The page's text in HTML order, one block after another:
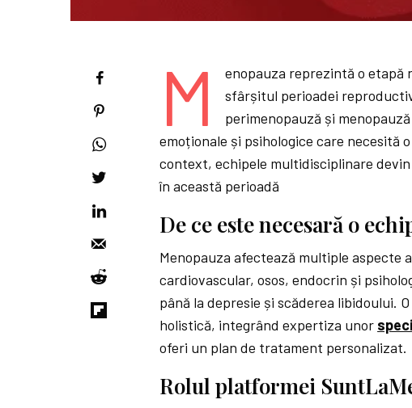
M
enopauza reprezintă o etapă
sfârșitul perioadei
perimenopauză și
emoționale și psihologice care necesită
context, echipele multidisciplinare
în această perioadă
De ce este necesară o
Menopauza afectează multiple aspecte
cardiovascular, osos, endocrin și
până la depresie și scăderea libidoului.
holistică, integrând expertiza unor
oferi un plan de tratament personalizat.
Rolul platformei